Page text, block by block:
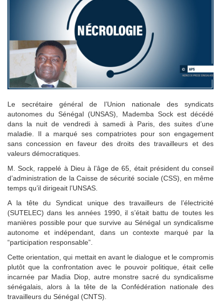
Le secrétaire général de l’Union nationale des syndicats
autonomes du Sénégal (UNSAS), Mademba Sock est décédé
dans la nuit de vendredi à samedi à Paris, des suites d’une
maladie. Il a marqué ses compatriotes pour son engagement
sans concession en faveur des droits des travailleurs et des
valeurs démocratiques.
M. Sock, rappelé à Dieu à l’âge de 65, était président du conseil
d’administration de la Caisse de sécurité sociale (CSS), en même
temps qu’il dirigeait l’UNSAS.
A la tête du Syndicat unique des travailleurs de l’électricité
(SUTELEC) dans les années 1990, il s’était battu de toutes les
manières possible pour que survive au Sénégal un syndicalisme
autonome et indépendant, dans un contexte marqué par la
“participation responsable”.
Cette orientation, qui mettait en avant le dialogue et le compromis
plutôt que la confrontation avec le pouvoir politique, était celle
incarnée par Madia Diop, autre monstre sacré du syndicalisme
sénégalais, alors à la tête de la Confédération nationale des
travailleurs du Sénégal (CNTS).